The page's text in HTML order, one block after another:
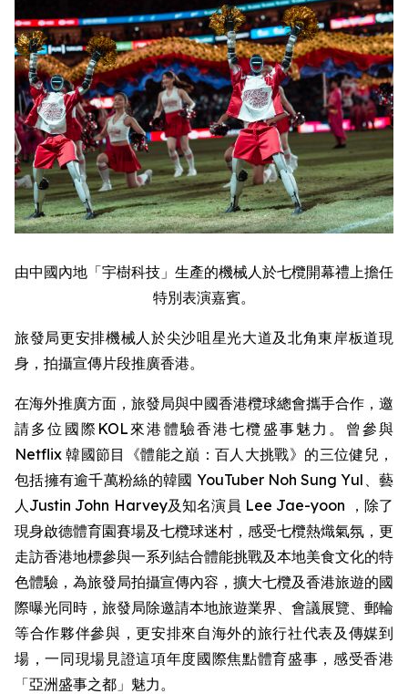
由中國內地「宇樹科技」生產的機械人於七欖開幕禮上擔任
特別表演嘉賓。
旅發局更安排機械人於尖沙咀星光大道及北角東岸板道現
身，拍攝宣傳片段推廣香港。
在海外推廣方面，旅發局與中國香港欖球總會攜手合作，邀
請多位國際KOL來港體驗香港七欖盛事魅力。曾參與
Netflix 韓國節目《體能之巔：百人大挑戰》的三位健兒，
包括擁有逾千萬粉絲的韓國 YouTuber Noh Sung Yul、藝
人Justin John Harvey及知名演員 Lee Jae-yoon ，除了
現身啟德體育園賽場及七欖球迷村，感受七欖熱熾氣氛，更
走訪香港地標參與一系列結合體能挑戰及本地美食文化的特
色體驗，為旅發局拍攝宣傳內容，擴大七欖及香港旅遊的國
際曝光同時，旅發局除邀請本地旅遊業界、會議展覽、郵輪
等合作夥伴參與，更安排來自海外的旅行社代表及傳媒到
場，一同現場見證這項年度國際焦點體育盛事，感受香港
「亞洲盛事之都」魅力。